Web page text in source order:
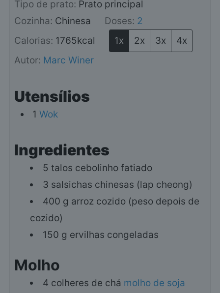
Tipo de prato: Prato principal
Cozinha: Chinesa Doses: 2
Calorias: 1765kcal 1x 2x 3x
4x
Autor: Marc Winer
Utensílios
1 Wok
Ingredientes
5 talos cebolinho fatiado
3 salsichas chinesas (lap cheong)
400 g arroz cozido (peso depois de
cozido)
150 g ervilhas congeladas
Molho
4 colheres de chá molho de soja